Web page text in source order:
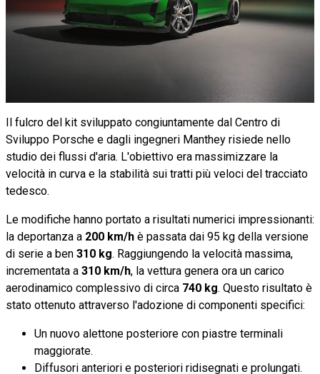
Il fulcro del kit sviluppato congiuntamente dal Centro di
Sviluppo Porsche e dagli ingegneri Manthey risiede nello
studio dei flussi d'aria. L'obiettivo era massimizzare la
velocità in curva e la stabilità sui tratti più veloci del tracciato
tedesco.
Le modifiche hanno portato a risultati numerici impressionanti:
la deportanza a 200 km/h è passata dai 95 kg della versione
di serie a ben 310 kg. Raggiungendo la velocità massima,
incrementata a 310 km/h, la vettura genera ora un carico
aerodinamico complessivo di circa 740 kg. Questo risultato è
stato ottenuto attraverso l'adozione di componenti specifici:
Un nuovo alettone posteriore con piastre terminali
maggiorate.
Diffusori anteriori e posteriori ridisegnati e prolungati.